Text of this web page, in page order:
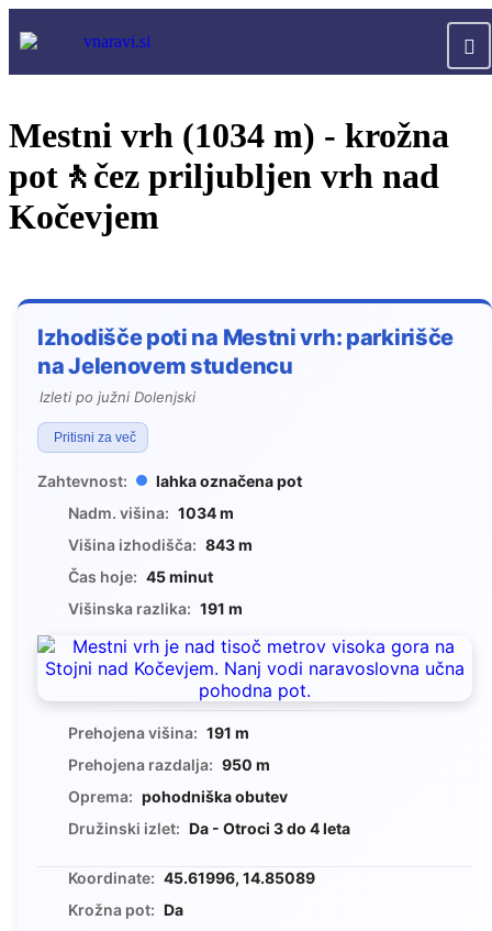
Mestni vrh (1034 m) - krožna
pot🚶čez priljubljen vrh nad
Kočevjem
Izhodišče poti na Mestni vrh: parkirišče
na Jelenovem studencu
Izleti po južni Dolenjski
Pritisni za več
Zahtevnost:
lahka označena pot
Nadm. višina: 1034 m
Višina izhodišča: 843 m
Čas hoje: 45 minut
Višinska razlika: 191 m
Prehojena višina: 191 m
Prehojena razdalja: 950 m
Oprema: pohodniška obutev
Družinski izlet: Da - Otroci 3 do 4 leta
Koordinate: 45.61996, 14.85089
Krožna pot: Da